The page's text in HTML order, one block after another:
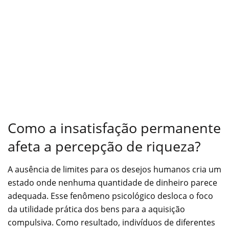
Como a insatisfação permanente
afeta a percepção de riqueza?
A ausência de limites para os desejos humanos cria um
estado onde nenhuma quantidade de dinheiro parece
adequada. Esse fenômeno psicológico desloca o foco
da utilidade prática dos bens para a aquisição
compulsiva. Como resultado, indivíduos de diferentes